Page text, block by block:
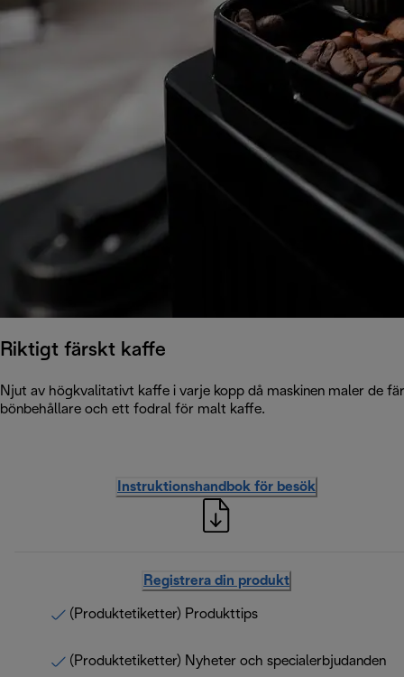
Riktigt färskt kaffe
Njut av högkvalitativt kaffe i varje kopp då maskinen maler de
bönbehållare och ett fodral för malt kaffe.
Instruktionshandbok för besök
Registrera din produkt
(Produktetiketter) Produkttips
(Produktetiketter) Nyheter och specialerbjudanden